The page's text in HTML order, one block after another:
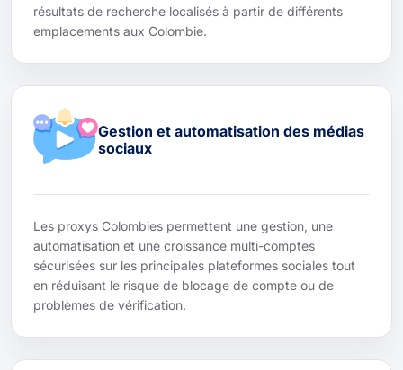
résultats de recherche localisés à partir de différents
emplacements aux Colombie.
Gestion et automatisation des médias
sociaux
Les proxys Colombies permettent une gestion, une
automatisation et une croissance multi-comptes
sécurisées sur les principales plateformes sociales tout
en réduisant le risque de blocage de compte ou de
problèmes de vérification.